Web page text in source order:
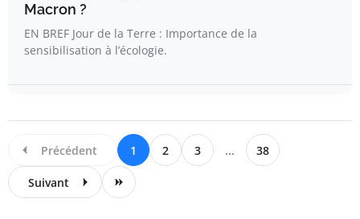
Macron ?
EN BREF Jour de la Terre : Importance de la
sensibilisation à l’écologie.
Précédent 1 2 3 ... 38
Suivant